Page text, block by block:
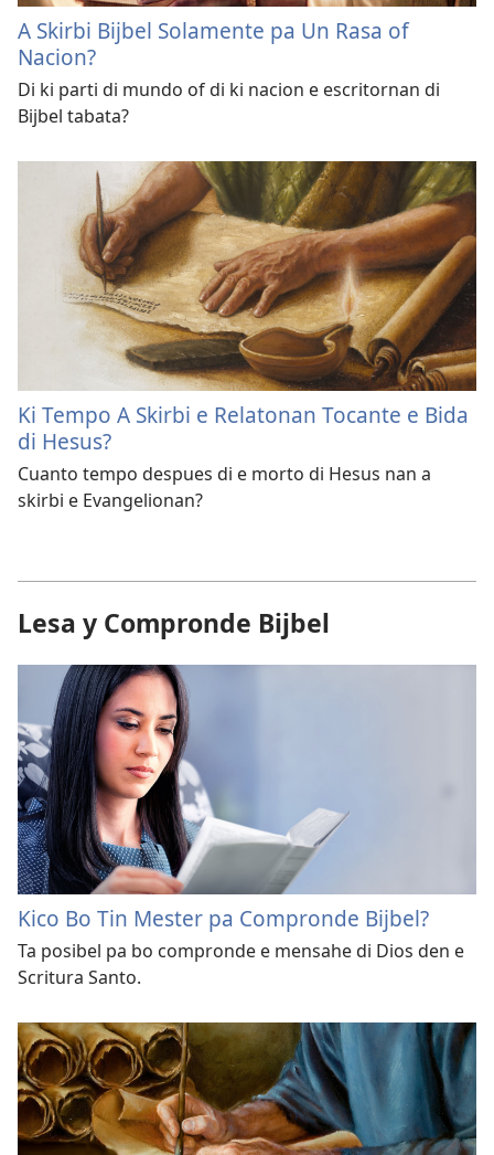
A Skirbi Bijbel Solamente pa Un Rasa of
Nacion?
Di ki parti di mundo of di ki nacion e escritornan di
Bijbel tabata?
Ki Tempo A Skirbi e Relatonan Tocante e Bida
di Hesus?
Cuanto tempo despues di e morto di Hesus nan a
skirbi e Evangelionan?
Lesa y Compronde Bijbel
Kico Bo Tin Mester pa Compronde Bijbel?
Ta posibel pa bo compronde e mensahe di Dios den e
Scritura Santo.